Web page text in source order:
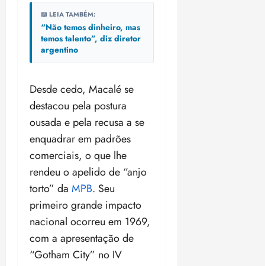
📖 LEIA TAMBÉM:
“Não temos dinheiro, mas
temos talento”, diz diretor
argentino
Desde cedo, Macalé se
destacou pela postura
ousada e pela recusa a se
enquadrar em padrões
comerciais, o que lhe
rendeu o apelido de “anjo
torto” da MPB. Seu
primeiro grande impacto
nacional ocorreu em 1969,
com a apresentação de
“Gotham City” no IV